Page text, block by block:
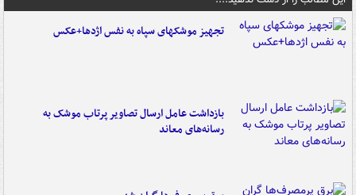
تجهیز موشکهای سپاه به نفس اژدها+عکس
بازداشت عامل ارسال تصاویر پرتاب موشک به
رسانه‌های معاند